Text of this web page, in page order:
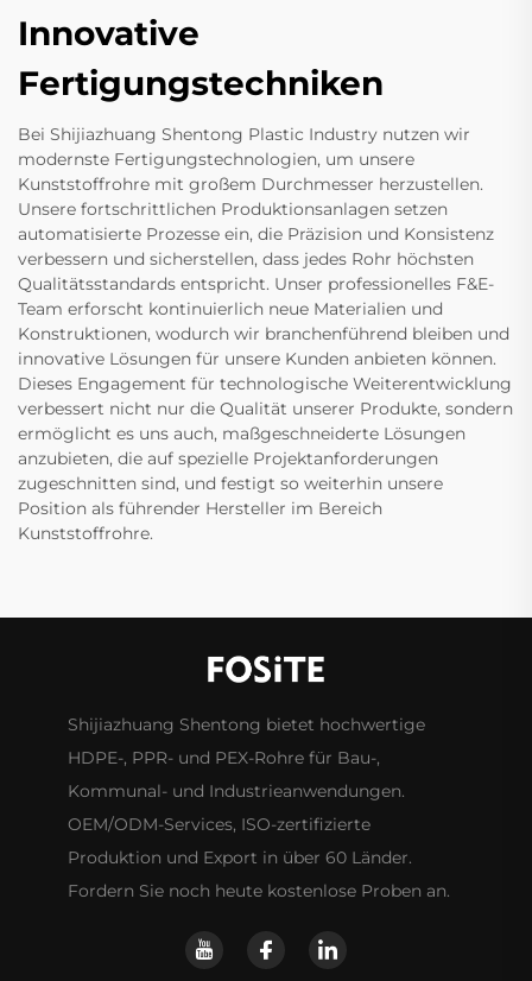
Innovative
Fertigungstechniken
Bei Shijiazhuang Shentong Plastic Industry nutzen wir
modernste Fertigungstechnologien, um unsere
Kunststoffrohre mit großem Durchmesser herzustellen.
Unsere fortschrittlichen Produktionsanlagen setzen
automatisierte Prozesse ein, die Präzision und Konsistenz
verbessern und sicherstellen, dass jedes Rohr höchsten
Qualitätsstandards entspricht. Unser professionelles F&E-
Team erforscht kontinuierlich neue Materialien und
Konstruktionen, wodurch wir branchenführend bleiben und
innovative Lösungen für unsere Kunden anbieten können.
Dieses Engagement für technologische Weiterentwicklung
verbessert nicht nur die Qualität unserer Produkte, sondern
ermöglicht es uns auch, maßgeschneiderte Lösungen
anzubieten, die auf spezielle Projektanforderungen
zugeschnitten sind, und festigt so weiterhin unsere
Position als führender Hersteller im Bereich
Kunststoffrohre.
Shijiazhuang Shentong bietet hochwertige
HDPE-, PPR- und PEX-Rohre für Bau-,
Kommunal- und Industrieanwendungen.
OEM/ODM-Services, ISO-zertifizierte
Produktion und Export in über 60 Länder.
Fordern Sie noch heute kostenlose Proben an.